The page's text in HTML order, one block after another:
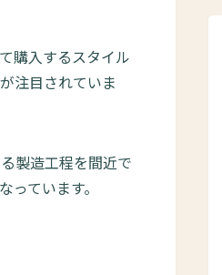
購入するスタイル
注目されていま
製造工程を間近で
ています。